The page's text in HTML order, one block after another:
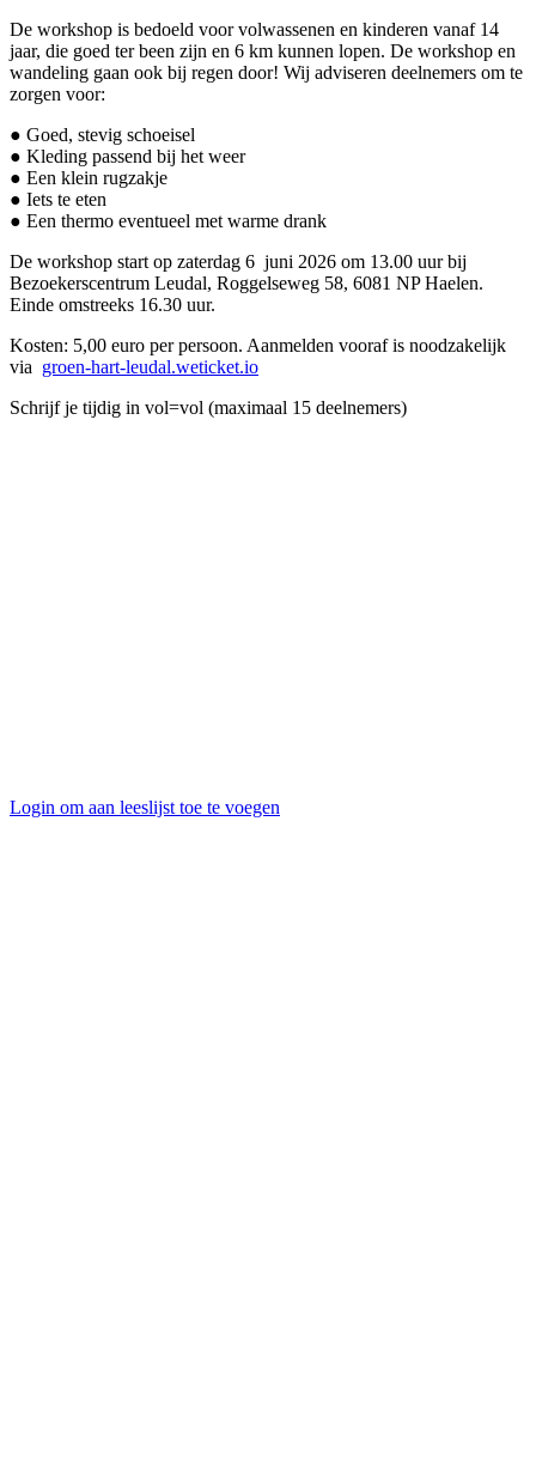
De workshop is bedoeld voor volwassenen en kinderen vanaf 14
jaar, die goed ter been zijn en 6 km kunnen lopen. De workshop en
wandeling gaan ook bij regen door! Wij adviseren deelnemers om te
zorgen voor:
● Goed, stevig schoeisel
● Kleding passend bij het weer
● Een klein rugzakje
● Iets te eten
● Een thermo eventueel met warme drank
De workshop start op zaterdag 6 juni 2026 om 13.00 uur bij
Bezoekerscentrum Leudal, Roggelseweg 58, 6081 NP Haelen.
Einde omstreeks 16.30 uur.
Kosten: 5,00 euro per persoon. Aanmelden vooraf is noodzakelijk
via groen-hart-leudal.weticket.io
Schrijf je tijdig in vol=vol (maximaal 15 deelnemers)
Login om aan leeslijst toe te voegen